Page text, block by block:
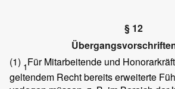
§ 12
(1) 1Für Mitarbeitende und
geltendem Recht bereits erweiterte